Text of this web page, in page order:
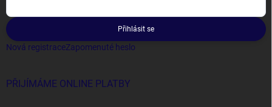
Přihlásit se
Nová registraceZapomenuté heslo
PŘIJÍMÁME ONLINE PLATBY